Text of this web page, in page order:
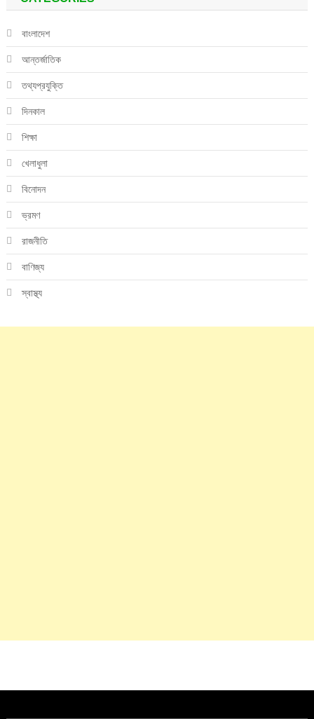
বাংলাদেশ
আন্তর্জাতিক
তথ্যপ্রযুক্তি
দিনকাল
শিক্ষা
খেলাধুলা
বিনোদন
ভ্রমণ
রাজনীতি
বাণিজ্য
স্বাস্থ্য